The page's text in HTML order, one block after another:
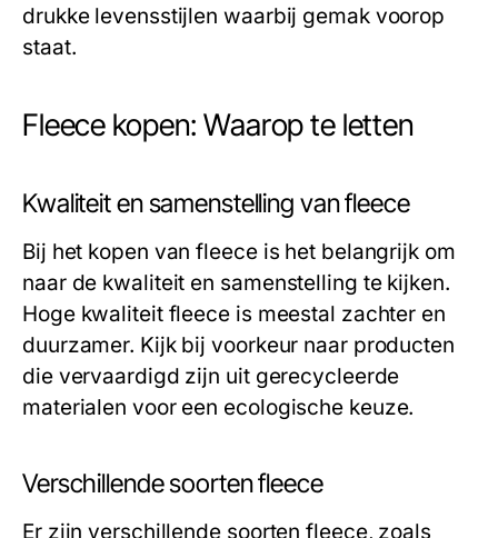
drukke levensstijlen waarbij gemak voorop
staat.
Fleece kopen: Waarop te letten
Kwaliteit en samenstelling van fleece
Bij het kopen van fleece is het belangrijk om
naar de kwaliteit en samenstelling te kijken.
Hoge kwaliteit fleece is meestal zachter en
duurzamer. Kijk bij voorkeur naar producten
die vervaardigd zijn uit gerecycleerde
materialen voor een ecologische keuze.
Verschillende soorten fleece
Er zijn verschillende soorten fleece, zoals